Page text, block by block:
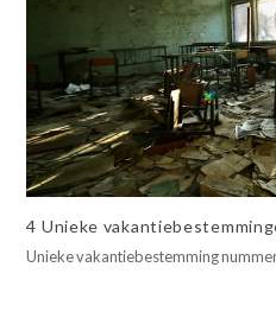
4 Unieke
Unieke vakantiebestemming